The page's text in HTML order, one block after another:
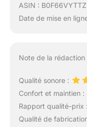
ASIN : B0F66VYTTZ
Date de mise en
Note de la rédaction
Qualité sonore :
Confort et maintien :
Rapport qualité-prix :
Qualité de